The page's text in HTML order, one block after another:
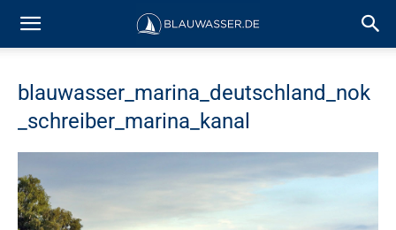
blauwasser_marina_deutschland_nok
_schreiber_marina_kanal